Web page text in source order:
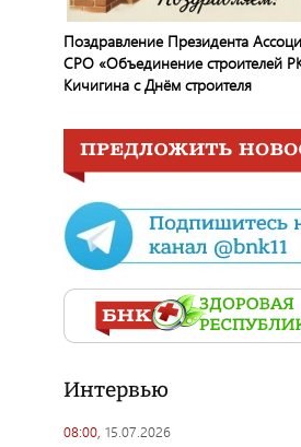
Поздравление Президента
СРО «Объединение строителей
Кичигина с Днём строителя
Интервью
08:00, 15.07.2026